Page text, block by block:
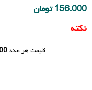
156.000تومان
نکته
قیمت هر عدد